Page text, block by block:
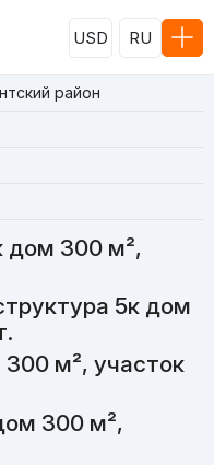
USD RU
район
дом 300 м²,
5к дом
м², участок
300 м²,